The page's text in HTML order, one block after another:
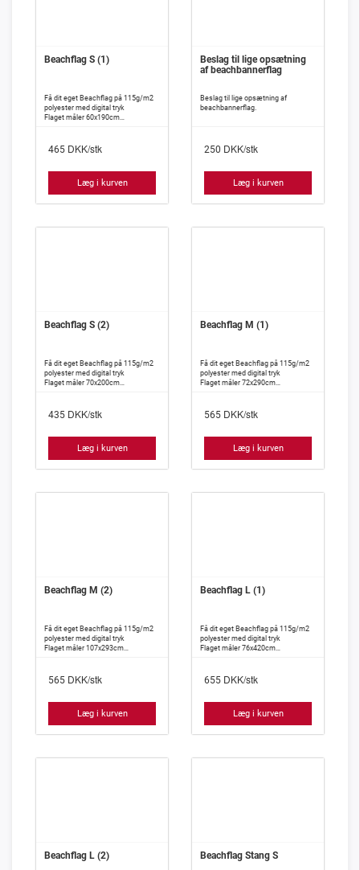
Beachflag S (1)
Få dit eget Beachflag på 115g/m2
polyester med digital tryk
Flaget måler 60x190cm
465 DKK/stk
Læg i kurven
Beslag til lige opsætning
af beachbannerflag
Beslag til lige opsætning af
beachbannerflag.
250 DKK/stk
Læg i kurven
Beachflag S (2)
Få dit eget Beachflag på 115g/m2
polyester med digital tryk
Flaget måler 70x200cm
435 DKK/stk
Læg i kurven
Beachflag M (1)
Få dit eget Beachflag på 115g/m2
polyester med digital tryk
Flaget måler 72x290cm
565 DKK/stk
Læg i kurven
Beachflag M (2)
Få dit eget Beachflag på 115g/m2
polyester med digital tryk
Flaget måler 107x293cm
565 DKK/stk
Læg i kurven
Beachflag L (1)
Få dit eget Beachflag på 115g/m2
polyester med digital tryk
Flaget måler 76x420cm
655 DKK/stk
Læg i kurven
Beachflag L (2) Beachflag Stang S